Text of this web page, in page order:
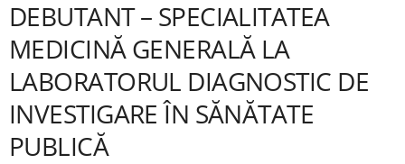
DEBUTANT – SPECIALITATEA
MEDICINĂ GENERALĂ LA
LABORATORUL DIAGNOSTIC DE
INVESTIGARE ÎN SĂNĂTATE
PUBLICĂ